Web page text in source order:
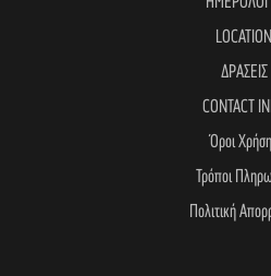
LOCATION
ΔΡΑΣΕΙΣ
CONTACT
Όροι
Τρόποι
Πολιτική